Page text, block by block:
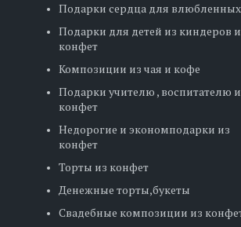
Подарки сердца для влюбленных
Подарки для детей из киндеров и
конфет
Композиции из чая и кофе
Подарки учителю , воспитателю
конфет
Недорогие и экономподарки из
конфет
Торты из конфет
Денежные торты,букеты
Свадебные композиции из